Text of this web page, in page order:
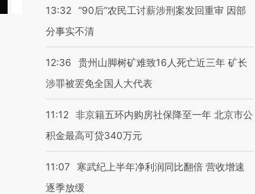
有意思的生活方式·第三对
住三
13:32 “90后”农民工讨薪涉刑案发回重审 因部
分事实不清
12:36
贵州山脚树矿难致16人死亡近三年 矿长
涉罪被罢免全国人大代表
11:12 非京籍五环内购房社保降至一年 北京市公
积金最高可贷340万元
11:07
寒武纪上半年净利润同比翻倍 营收增速
逐季放缓